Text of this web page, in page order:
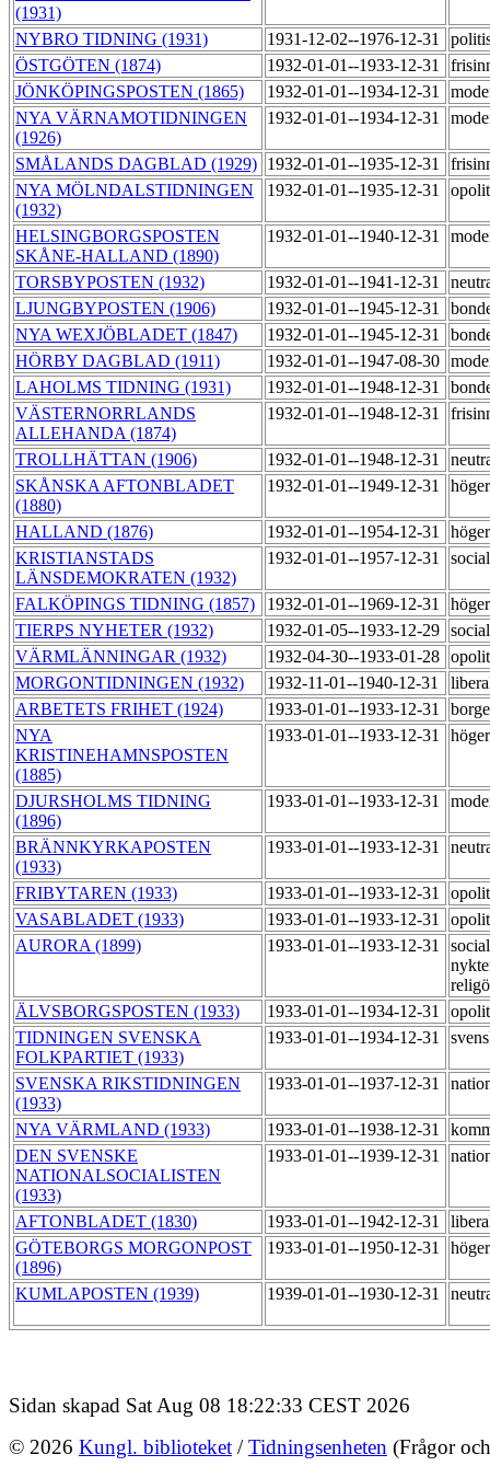
(1931)
NYBRO TIDNING (1931) 1931-12-02--1976-12-31
ÖSTGÖTEN (1874)
1932-01-01--1933-12-31
JÖNKÖPINGSPOSTEN (1865)
1932-01-01--1934-12-31
NYA VÄRNAMOTIDNINGEN
(1926)
1932-01-01--1934-12-31
SMÅLANDS DAGBLAD (1929) 1932-01-01--1935-12-31
NYA MÖLNDALSTIDNINGEN
(1932)
1932-01-01--1935-12-31
HELSINGBORGSPOSTEN
SKÅNE-HALLAND (1890)
1932-01-01--1940-12-31
TORSBYPOSTEN (1932) 1932-01-01--1941-12-31
LJUNGBYPOSTEN (1906)
1932-01-01--1945-12-31
NYA WEXJÖBLADET (1847)
1932-01-01--1945-12-31
HÖRBY DAGBLAD (1911)
1932-01-01--1947-08-30
LAHOLMS TIDNING (1931)
1932-01-01--1948-12-31
VÄSTERNORRLANDS
ALLEHANDA (1874)
1932-01-01--1948-12-31
TROLLHÄTTAN (1906) 1932-01-01--1948-12-31
SKÅNSKA AFTONBLADET
(1880)
1932-01-01--1949-12-31
HALLAND (1876) 1932-01-01--1954-12-31
KRISTIANSTADS
LÄNSDEMOKRATEN (1932)
1932-01-01--1957-12-31
FALKÖPINGS TIDNING (1857) 1932-01-01--1969-12-31
TIERPS NYHETER (1932)
1932-01-05--1933-12-29
VÄRMLÄNNINGAR (1932)
1932-04-30--1933-01-28
MORGONTIDNINGEN (1932)
1932-11-01--1940-12-31
ARBETETS FRIHET (1924)
1933-01-01--1933-12-31
NYA
KRISTINEHAMNSPOSTEN
(1885)
1933-01-01--1933-12-31
DJURSHOLMS TIDNING
(1896)
1933-01-01--1933-12-31
BRÄNNKYRKAPOSTEN
(1933)
1933-01-01--1933-12-31
FRIBYTAREN (1933) 1933-01-01--1933-12-31
VASABLADET (1933)
1933-01-01--1933-12-31
AURORA (1899)
1933-01-01--1933-12-31
ÄLVSBORGSPOSTEN (1933)
1933-01-01--1934-12-31
TIDNINGEN SVENSKA
FOLKPARTIET (1933)
1933-01-01--1934-12-31
SVENSKA RIKSTIDNINGEN
(1933)
1933-01-01--1937-12-31
NYA VÄRMLAND (1933) 1933-01-01--1938-12-31
DEN SVENSKE
NATIONALSOCIALISTEN
(1933)
1933-01-01--1939-12-31
AFTONBLADET (1830) 1933-01-01--1942-12-31
GÖTEBORGS MORGONPOST
(1896)
1933-01-01--1950-12-31
KUMLAPOSTEN (1939) 1939-01-01--1930-12-31
Sidan skapad Sat Aug 08 18:22:33 CEST 2026
© 2026 Kungl. biblioteket /Tidningsenheten (Frågor